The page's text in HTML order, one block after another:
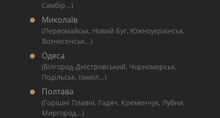
Самбір...)
Миколаїв
(Первомайськ, Новий Буг, Южноукраїнськ,
Вознесенськ...)
Одеса
(Білгород-Дністровський, Чорноморськ,
Подільськ, Ізмаїл...)
Полтава
(Горішні Плавні, Гадяч, Кременчук, Лубни,
Миргород...)